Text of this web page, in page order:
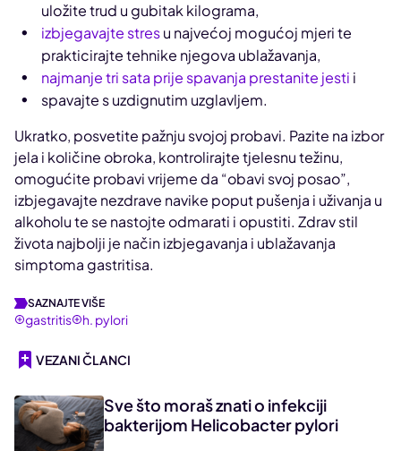
uložite trud u gubitak kilograma,
izbjegavajte stresu najvećoj mogućoj mjeri te
prakticirajte tehnike njegova ublažavanja,
najmanje tri sata prije spavanja prestanite jesti i
spavajte s uzdignutim uzglavljem.
Ukratko, posvetite pažnju svojoj probavi. Pazite na izbor
jela i količine obroka, kontrolirajte tjelesnu težinu,
omogućite probavi vrijeme da “obavi svoj posao”,
izbjegavajte nezdrave navike poput pušenja i uživanja u
alkoholu te se nastojte odmarati i opustiti. Zdrav stil
života najbolji je način izbjegavanja i ublažavanja
simptoma gastritisa.
SAZNAJTE VIŠE
gastritis h. pylori
VEZANI ČLANCI
Sve što moraš znati o infekciji
bakterijom Helicobacter pylori